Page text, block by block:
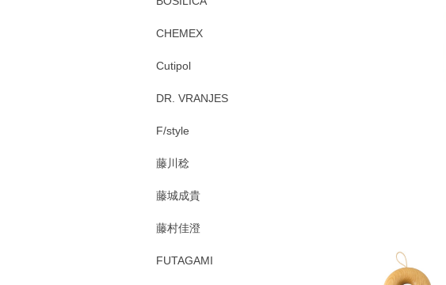
CHEMEX
Cutipol
DR. VRANJES
F/style
藤川稔
藤城成貴
藤村佳澄
FUTAGAMI